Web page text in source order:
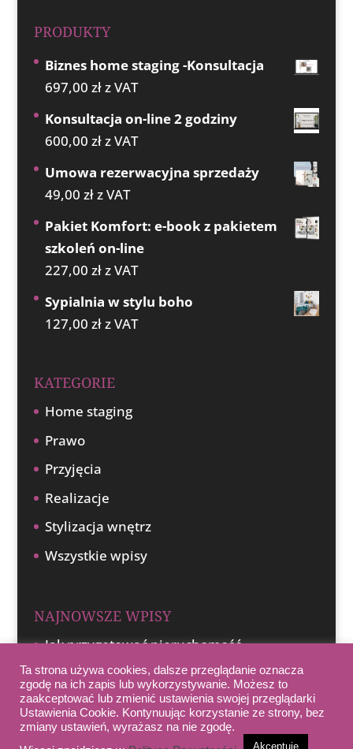
PRODUKTY
Biznes home staging -Konsultacja
697,00 złz VAT
Konsultacja on-line 2 godziny
600,00 złz VAT
Umowa rezerwacyjna sprzedaży
49,00 złz VAT
Pakiet Komfort: e-book z pakietem
szkoleń on-line
227,00 złz VAT
Sypialnia w stylu boho
127,00 złz VAT
KATEGORIE
Home staging
Prawo
Przyjęcia
Realizacje
Stylizacja wnętrz
Wszystkie wpisy
NAJNOWSZE WPISY
Jak przygotować nieruchomość
do sprzedaży w obecnej sytuacji
Pomysł na aranżację tarasu, czyli garden
staging
Ta strona używa cookies, dalsze przeglądanie oznacza
zgodę na ich zapis lub wykorzystywanie. Możesz to
zaakceptować lub zmienić ustawienia swojej przeglądarki
Ustawienia Cookie. Kontynuując korzystanie ze strony, bez
zmiany ustawień, wyrażasz na nie zgodę.
Akceptuję